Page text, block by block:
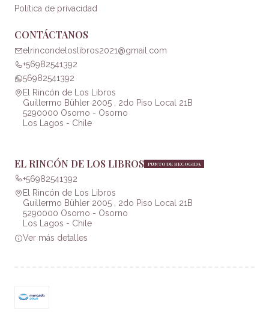
Política de privacidad
CONTÁCTANOS
elrincondeloslibros2021@gmail.com
+56982541392
56982541392
El Rincón de Los Libros
Guillermo Bühler 2005 , 2do Piso Local 21B
5290000 Osorno - Osorno
Los Lagos - Chile
EL RINCÓN DE LOS LIBROS PUNTO DE RECOGIDA
+56982541392
El Rincón de Los Libros
Guillermo Bühler 2005 , 2do Piso Local 21B
5290000 Osorno - Osorno
Los Lagos - Chile
Ver más detalles